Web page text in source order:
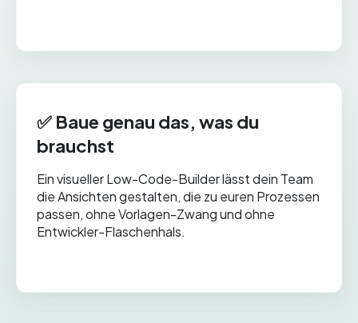
✅ Baue genau das, was du
brauchst
Ein visueller Low-Code-Builder lässt dein Team
die Ansichten gestalten, die zu euren Prozessen
passen, ohne Vorlagen-Zwang und ohne
Entwickler-Flaschenhals.